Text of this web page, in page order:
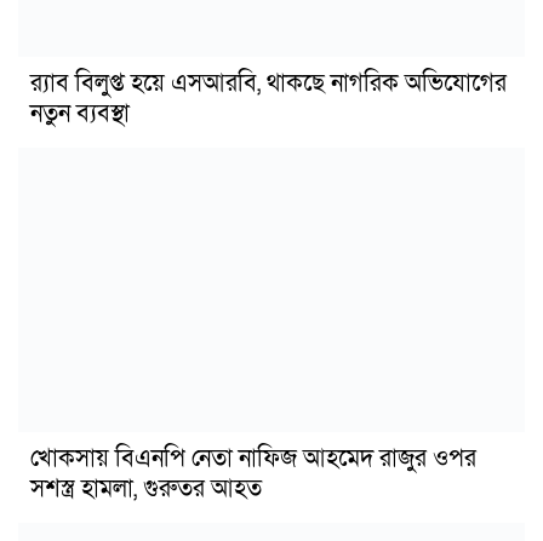
র‍্যাব বিলুপ্ত হয়ে এসআরবি, থাকছে নাগরিক অভিযোগের
নতুন ব্যবস্থা
খোকসায় বিএনপি নেতা নাফিজ আহমেদ রাজুর ওপর
সশস্ত্র হামলা, গুরুতর আহত